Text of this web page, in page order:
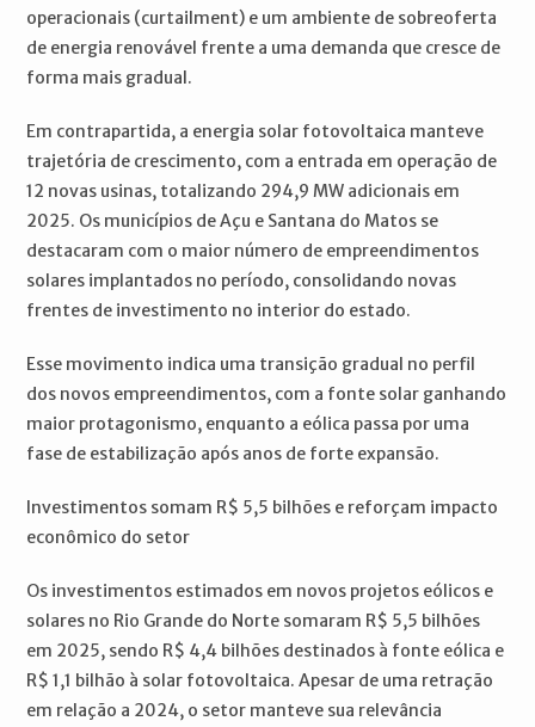
operacionais (curtailment) e um ambiente de sobreoferta
de energia renovável frente a uma demanda que cresce de
forma mais gradual.
Em contrapartida, a energia solar fotovoltaica manteve
trajetória de crescimento, com a entrada em operação de
12 novas usinas, totalizando 294,9 MW adicionais em
2025. Os municípios de Açu e Santana do Matos se
destacaram com o maior número de empreendimentos
solares implantados no período, consolidando novas
frentes de investimento no interior do estado.
Esse movimento indica uma transição gradual no perfil
dos novos empreendimentos, com a fonte solar ganhando
maior protagonismo, enquanto a eólica passa por uma
fase de estabilização após anos de forte expansão.
Investimentos somam R$ 5,5 bilhões e reforçam impacto
econômico do setor
Os investimentos estimados em novos projetos eólicos e
solares no Rio Grande do Norte somaram R$ 5,5 bilhões
em 2025, sendo R$ 4,4 bilhões destinados à fonte eólica e
R$ 1,1 bilhão à solar fotovoltaica. Apesar de uma retração
em relação a 2024, o setor manteve sua relevância